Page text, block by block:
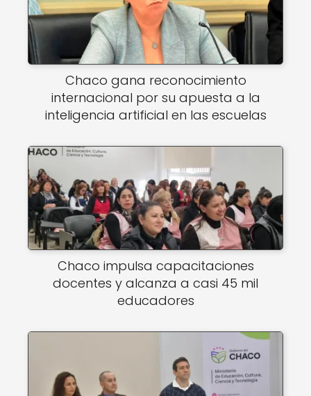
Chaco gana reconocimiento
internacional por su apuesta a la
inteligencia artificial en las escuelas
Chaco impulsa capacitaciones
docentes y alcanza a casi 45 mil
educadores